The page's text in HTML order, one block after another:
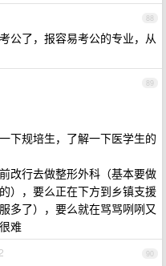
88
公了，报容易考公的专业，从
89
下规培生，了解一下医学生的
改行去做整形外科（基本要做
），要么正在下方到乡镇支援
多了），要么就在骂骂咧咧又
难
90
2